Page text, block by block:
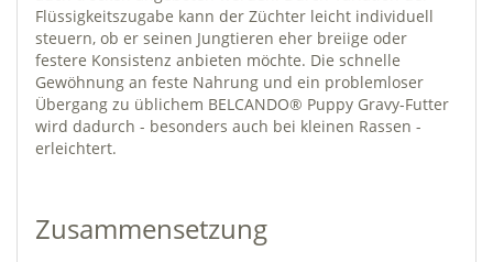
Flüssigkeitszugabe kann der Züchter leicht individuell
steuern, ob er seinen Jungtieren eher breiige oder
festere Konsistenz anbieten möchte. Die schnelle
Gewöhnung an feste Nahrung und ein problemloser
Übergang zu üblichem BELCANDO® Puppy Gravy-Futter
wird dadurch - besonders auch bei kleinen Rassen -
erleichtert.
Zusammensetzung